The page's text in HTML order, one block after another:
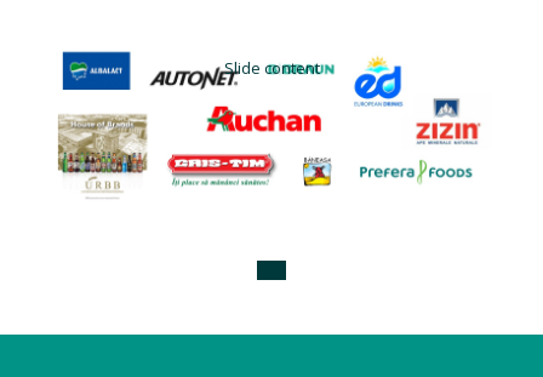
Slide content